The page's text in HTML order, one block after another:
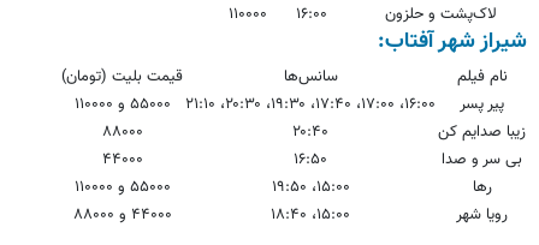
لاک‌پشت و حلزون
۱۶:۰۰ ۱۱۰۰۰۰
شیراز شهر آفتاب:
نام فیلم سانس‌ها
قیمت بلیت (تومان)
پیر پسر
۱۶:۰۰، ۱۷:۰۰، ۱۷:۴۰، ۱۹:۳۰، ۲۰:۳۰، ۲۱:۱۰
۵۵۰۰۰ و ۱۱۰۰۰۰
زیبا صدایم کن
۲۰:۴۰
۸۸۰۰۰
بی سر و صدا
۱۶:۵۰
۴۴۰۰۰
رها
۱۵:۰۰، ۱۹:۵۰
۵۵۰۰۰ و ۱۱۰۰۰۰
رویا شهر
۱۵:۰۰، ۱۸:۴۰ ۴۴۰۰۰ و ۸۸۰۰۰